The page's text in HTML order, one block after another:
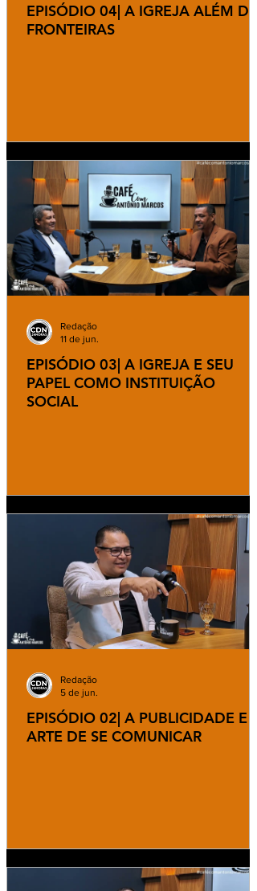
EPISÓDIO 04| A IGREJA ALÉM
FRONTEIRAS
EPISÓDIO 03| A IGREJA E SEU
PAPEL COMO INSTITUIÇÃO
SOCIAL
Redação
11 de jun.
EPISÓDIO 02| A PUBLICIDADE E A
ARTE DE SE COMUNICAR
Redação
5 de jun.